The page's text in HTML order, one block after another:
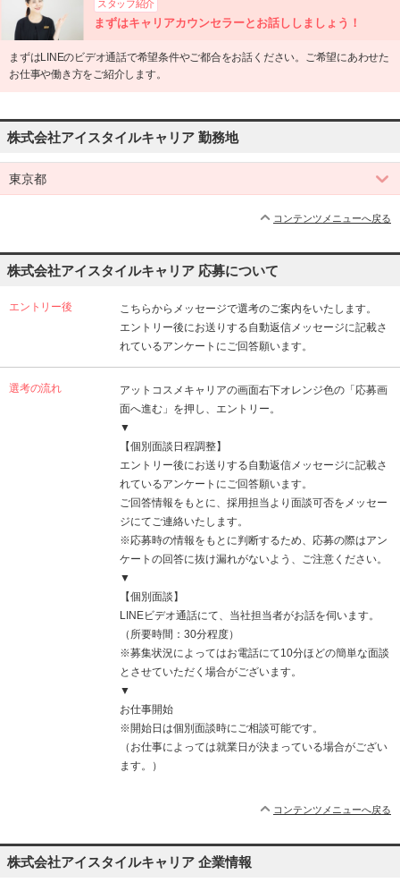
スタッフ紹介
まずはキャリアカウンセラーとお話ししましょう！
まずはLINEのビデオ通話で希望条件やご都合をお話ください。ご希望にあわせた
お仕事や働き方をご紹介します。
株式会社アイスタイルキャリア 勤務地
東京都
コンテンツメニューへ戻る
株式会社アイスタイルキャリア 応募について
エントリー後
こちらからメッセージで選考のご案内をいたします。
エントリー後にお送りする自動返信メッセージに記載さ
れているアンケートにご回答願います。
選考の流れ
アットコスメキャリアの画面右下オレンジ色の「応募画
面へ進む」を押し、エントリー。
▼
【個別面談日程調整】
エントリー後にお送りする自動返信メッセージに記載さ
れているアンケートにご回答願います。
ご回答情報をもとに、採用担当より面談可否をメッセー
ジにてご連絡いたします。
※応募時の情報をもとに判断するため、応募の際はアン
ケートの回答に抜け漏れがないよう、ご注意ください。
▼
【個別面談】
LINEビデオ通話にて、当社担当者がお話を伺います。
（所要時間：30分程度）
※募集状況によってはお電話にて10分ほどの簡単な面談
とさせていただく場合がございます。
▼
お仕事開始
※開始日は個別面談時にご相談可能です。
（お仕事によっては就業日が決まっている場合がござい
ます。）
コンテンツメニューへ戻る
株式会社アイスタイルキャリア 企業情報